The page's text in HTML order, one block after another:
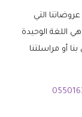
التي
اللغة الوحيدة
أو مراسلتنا